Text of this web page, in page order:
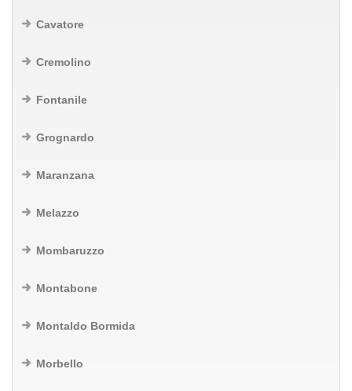
Cavatore
Cremolino
Fontanile
Grognardo
Maranzana
Melazzo
Mombaruzzo
Montabone
Montaldo Bormida
Morbello